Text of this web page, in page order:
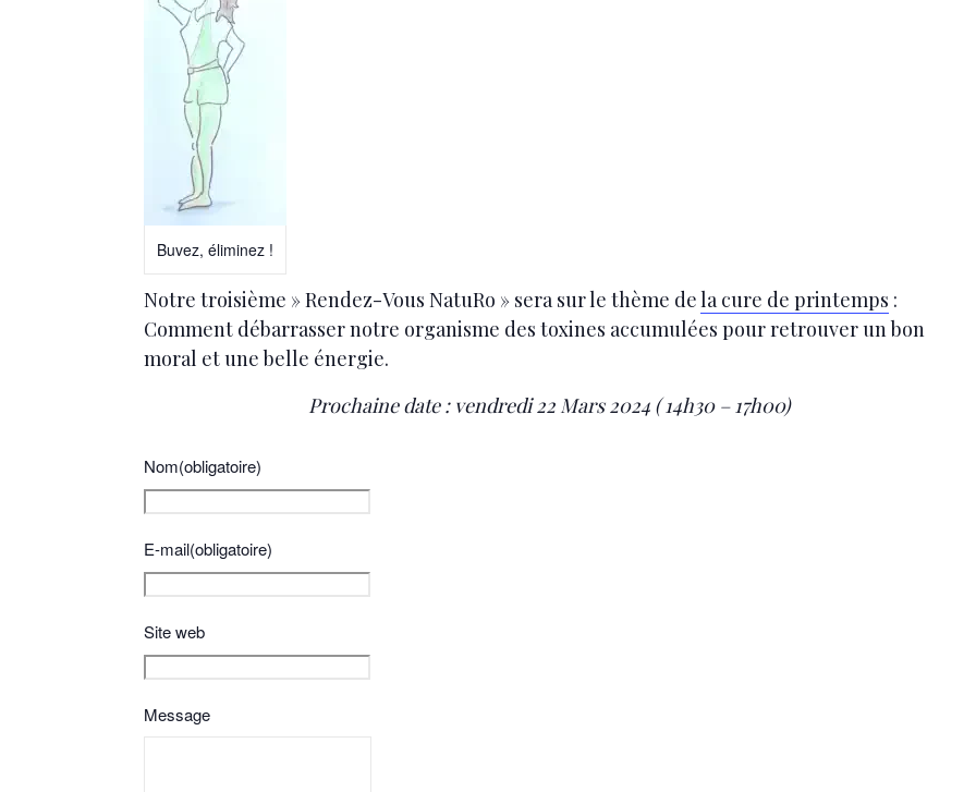
Buvez, éliminez !
Notre troisième » Rendez-Vous NatuRo » sera sur le thème dela cure de printemps :
Comment débarrasser notre organisme des toxines accumulées pour retrouver un bon
moral et une belle énergie.
Prochaine date : vendredi 22 Mars 2024 ( 14h30 – 17h00)
Nom(obligatoire)
E-mail(obligatoire)
Site web
Message